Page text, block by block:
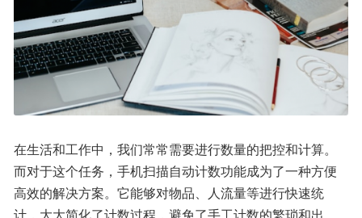
在生活和工作中，我们常常需要进行数量的把控和计算。
而对于这个任务，手机扫描自动计数功能成为了一种方便
高效的解决方案。它能够对物品、人流量等进行快速统
计，大大简化了计数过程，避免了手工计数的繁琐和出